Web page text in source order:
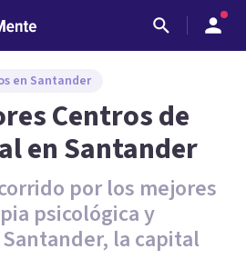
en Santander
Centros de
en Santander
por los mejores
psicológica y
la capital